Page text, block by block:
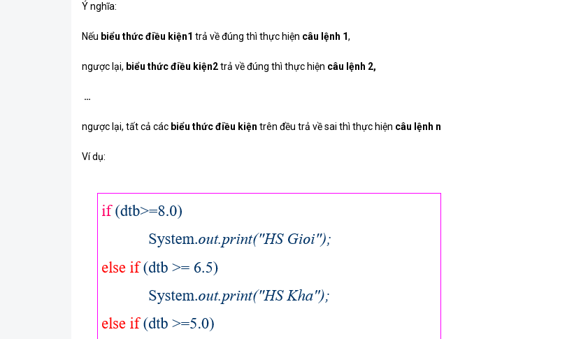
Ý nghĩa:
Nếu biểu thức điều kiện1 trả về đúng thì thực hiện câu lệnh 1,
ngược lại, biểu thức điều kiện2trả về đúng thì thực hiện câu lệnh 2,
…
ngược lại, tất cả các biểu thức điều kiện trên đều trả về sai thì thực hiện câu lệnh n
Ví dụ: